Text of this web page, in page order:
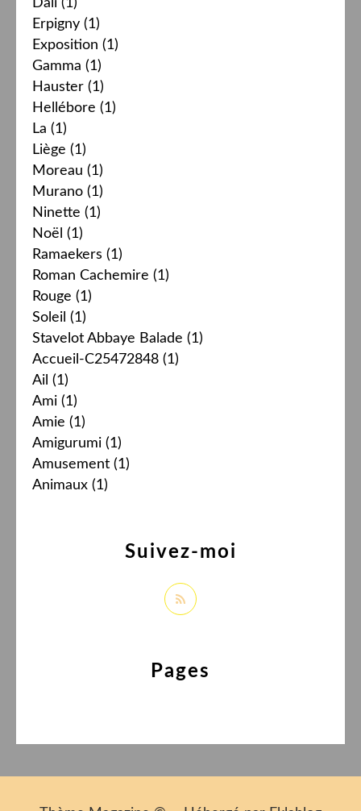
Dali (1)
Erpigny (1)
Exposition (1)
Gamma (1)
Hauster (1)
Hellébore (1)
La (1)
Liège (1)
Moreau (1)
Murano (1)
Ninette (1)
Noël (1)
Ramaekers (1)
Roman Cachemire (1)
Rouge (1)
Soleil (1)
Stavelot Abbaye Balade (1)
Accueil-C25472848 (1)
Ail (1)
Ami (1)
Amie (1)
Amigurumi (1)
Amusement (1)
Animaux (1)
Pages
Suivez-moi